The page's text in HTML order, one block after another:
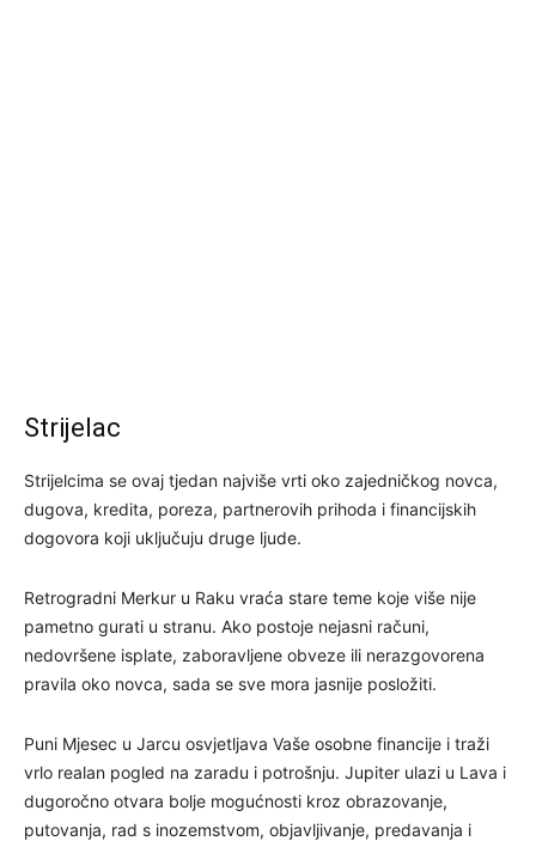
Strijelac
Strijelcima se ovaj tjedan najviše vrti oko zajedničkog novca,
dugova, kredita, poreza, partnerovih prihoda i financijskih
dogovora koji uključuju druge ljude.
Retrogradni Merkur u Raku vraća stare teme koje više nije
pametno gurati u stranu. Ako postoje nejasni računi,
nedovršene isplate, zaboravljene obveze ili nerazgovorena
pravila oko novca, sada se sve mora jasnije posložiti.
Puni Mjesec u Jarcu osvjetljava Vaše osobne financije i traži
vrlo realan pogled na zaradu i potrošnju. Jupiter ulazi u Lava i
dugoročno otvara bolje mogućnosti kroz obrazovanje,
putovanja, rad s inozemstvom, objavljivanje, predavanja i